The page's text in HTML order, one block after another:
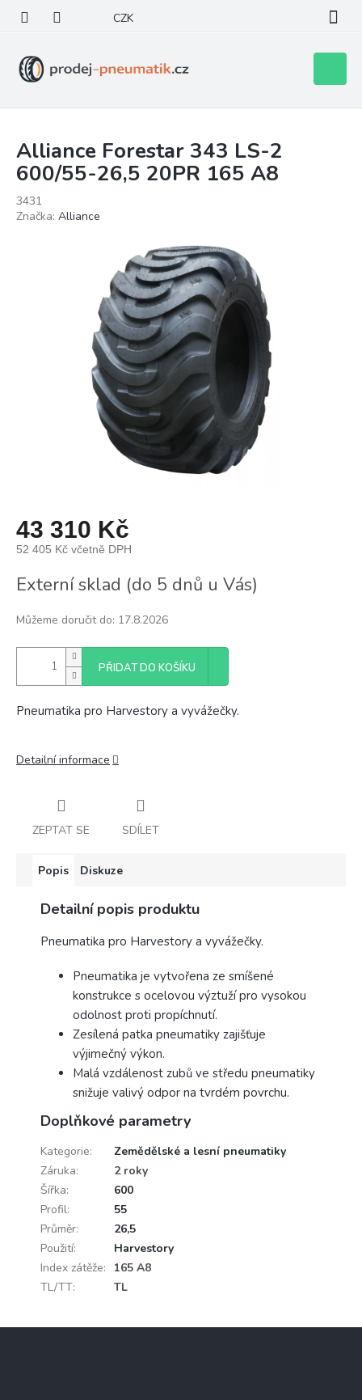
obsah
CZK
košík
Alliance Forestar 343 LS-2
600/55-26,5 20PR 165 A8
3431
Značka: Alliance
43 310 Kč
52 405 Kč včetně DPH
cena:
Externí sklad (do 5 dnů u Vás)
Můžeme doručit do: 17.8.2026
PŘIDAT DO KOŠÍKU
Pneumatika pro Harvestory a vyvážečky.
Detailní informace
ZEPTAT SE SDÍLET
Popis Diskuze
Detailní popis produktu
Pneumatika pro Harvestory a vyvážečky.
Pneumatika je vytvořena ze smíšené
konstrukce s ocelovou výztuží pro vysokou
odolnost proti propíchnutí.
Zesílená patka pneumatiky zajišťuje
výjimečný výkon.
Malá vzdálenost zubů ve středu pneumatiky
snižuje valivý odpor na tvrdém povrchu.
Doplňkové parametry
Kategorie:
Zemědělské a lesní pneumatiky
Záruka:
2 roky
Šířka:
600
Profil:
55
Průměr:
26,5
Použití:
Harvestory
Index zátěže:
165 A8
TL/TT: TL